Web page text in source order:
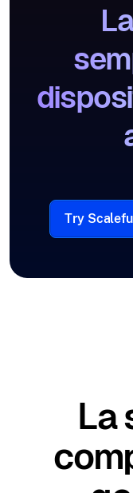
Try
La